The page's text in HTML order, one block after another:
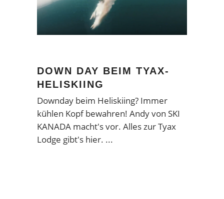
DOWN DAY BEIM TYAX-
HELISKIING
Downday beim Heliskiing? Immer
kühlen Kopf bewahren! Andy von SKI
KANADA macht's vor. Alles zur Tyax
Lodge gibt's hier.